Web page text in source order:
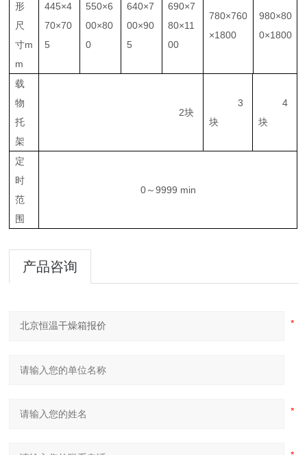
形
尺
寸m
m
445×4
70×70
5
550×6
00×80
0
640×7
00×90
5
690×7
80×11
00
780×760
×1800
980×80
0×1800
载
物
托
架
2块
3
块
4
块
定
时
范
围
0～9999 min
产品咨询